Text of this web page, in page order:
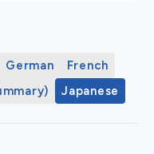
German
French
Japanese